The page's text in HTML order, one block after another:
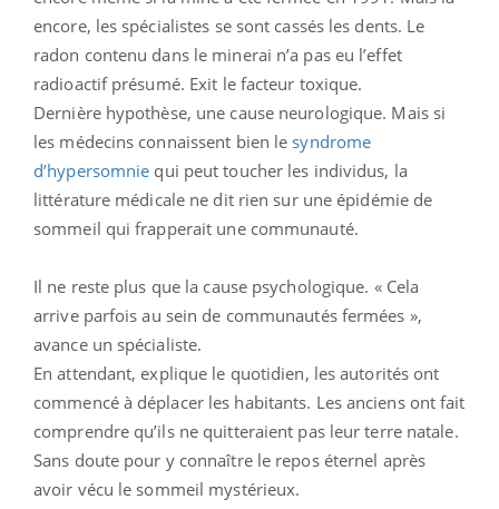
encore, les spécialistes se sont cassés les dents. Le
radon contenu dans le minerai n’a pas eu l’effet
radioactif présumé. Exit le facteur toxique.
Dernière hypothèse, une cause neurologique. Mais si
les médecins connaissent bien le syndrome
d’hypersomnie qui peut toucher les individus, la
littérature médicale ne dit rien sur une épidémie de
sommeil qui frapperait une communauté.
Il ne reste plus que la cause psychologique. « Cela
arrive parfois au sein de communautés fermées »,
avance un spécialiste.
En attendant, explique le quotidien, les autorités ont
commencé à déplacer les habitants. Les anciens ont fait
comprendre qu’ils ne quitteraient pas leur terre natale.
Sans doute pour y connaître le repos éternel après
avoir vécu le sommeil mystérieux.